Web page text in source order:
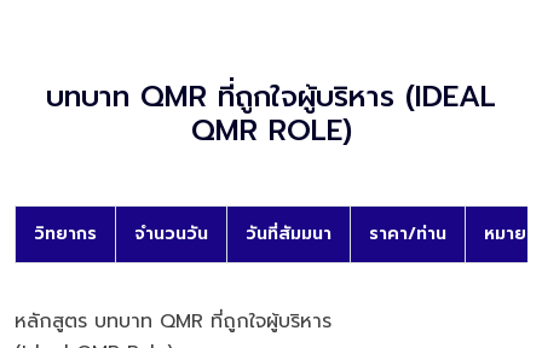
บทบาท QMR ที่ถูกใจผู้บริหาร (IDEAL
QMR ROLE)
วิทยากร จำนวนวัน วันที่สัมมนา ราคา/ท่าน หมายเ
หลักสูตร บทบาท QMR ที่ถูกใจผู้บริหาร